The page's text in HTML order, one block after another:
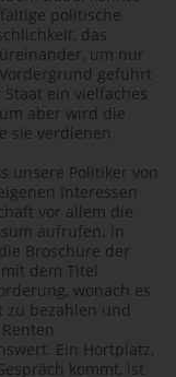
politische
das
um nur
geführt
ein vielfaches
aber wird die
sie verdienen
unsere Politiker von
Interessen
vor allem die
aufrufen. In
Broschüre der
dem Titel
wonach es
zu bezahlen und
Ein Hortplatz,
kommt, ist